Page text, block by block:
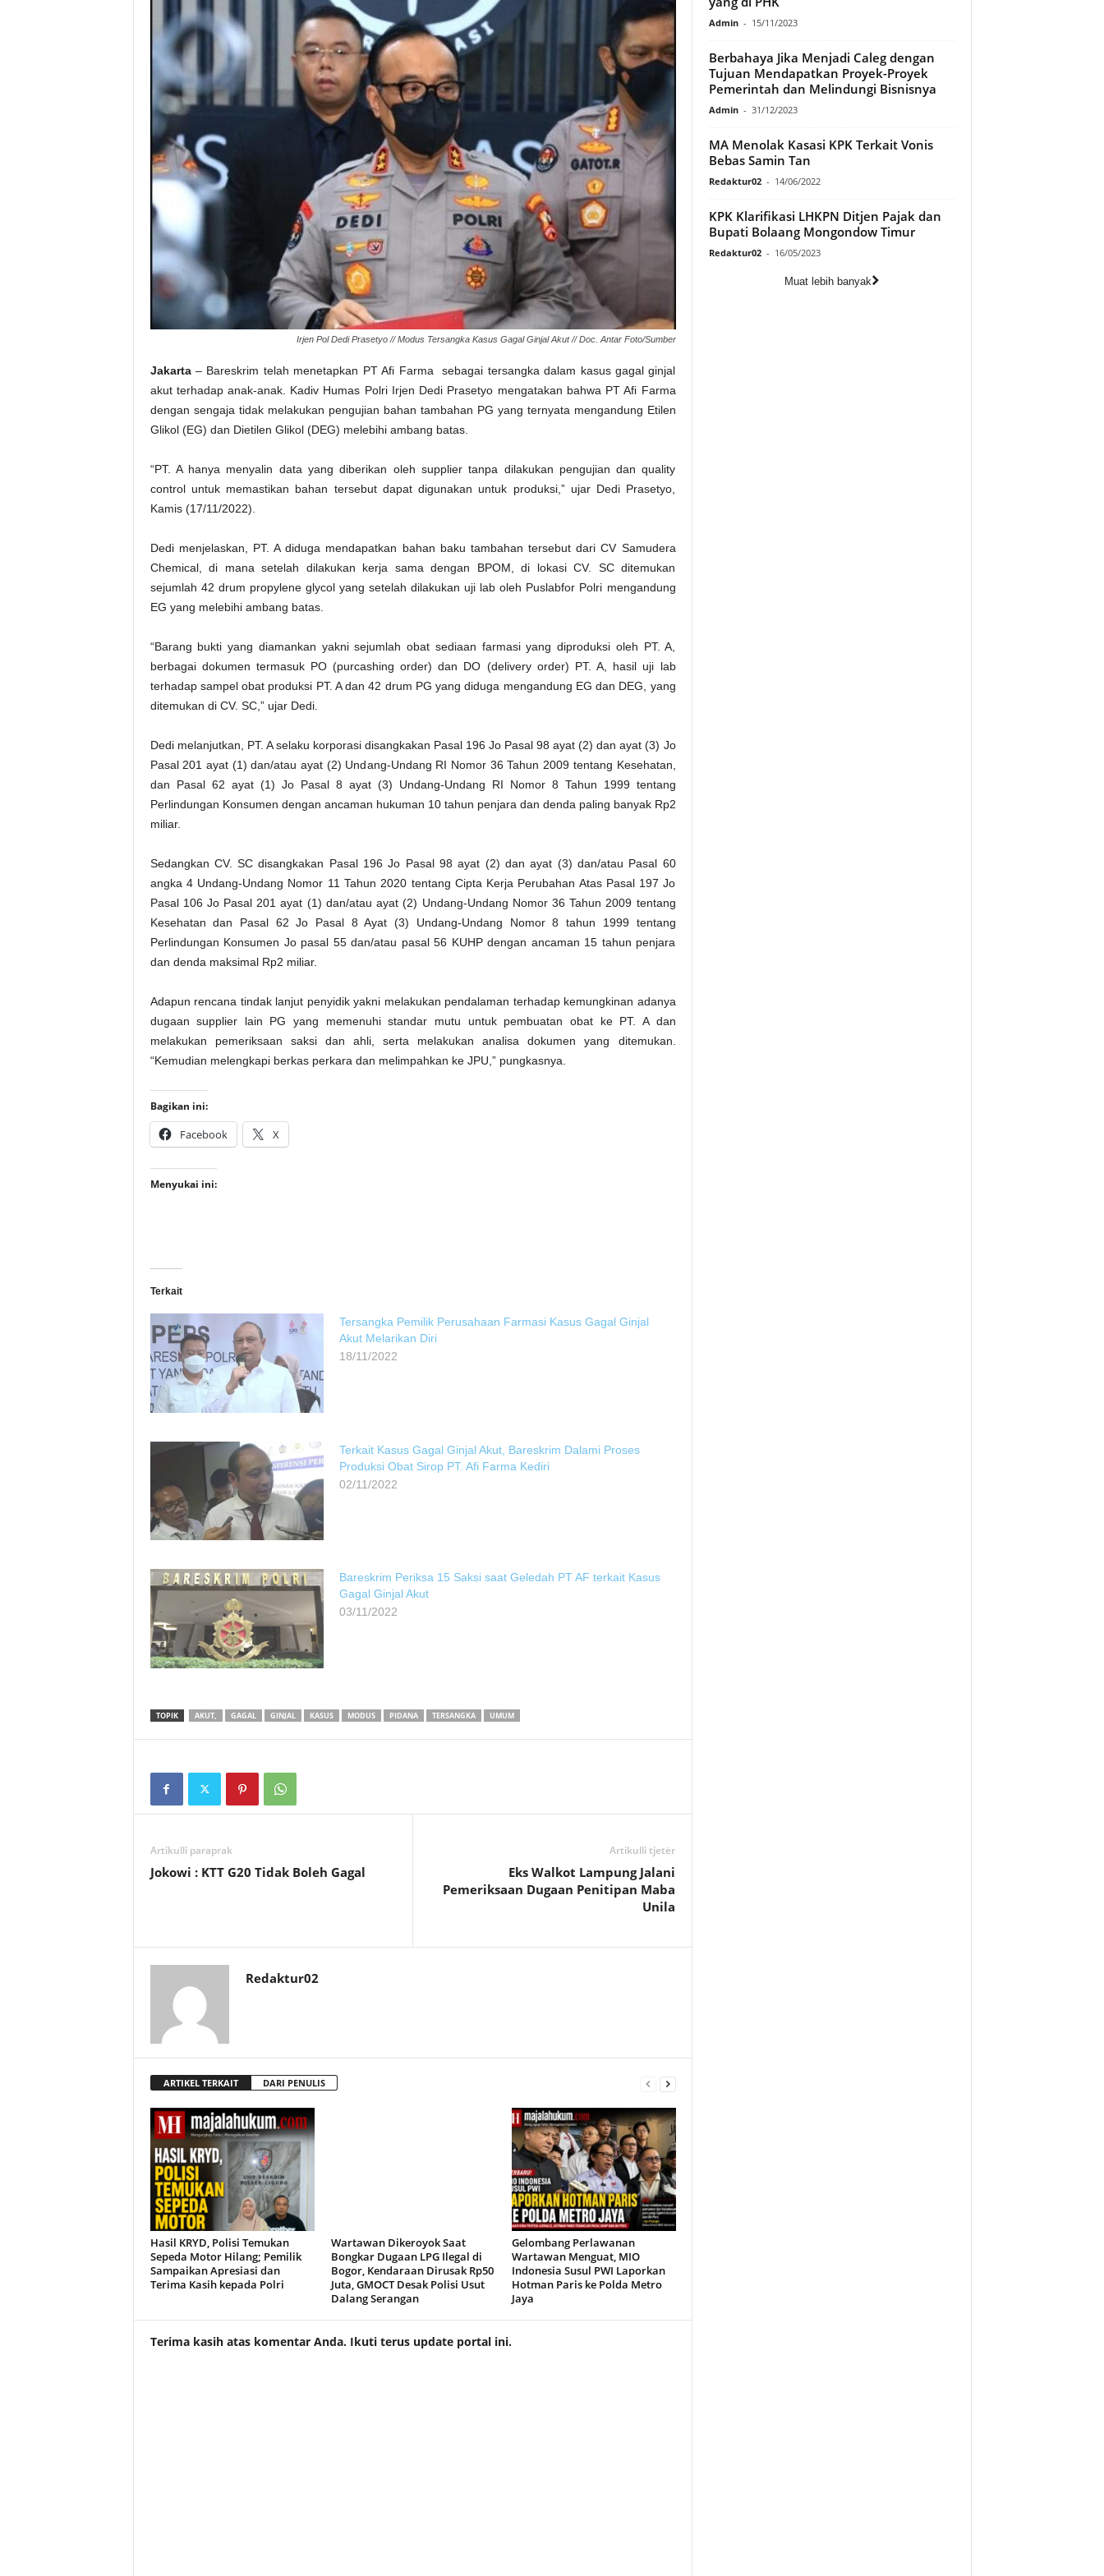
Irjen Pol Dedi Prasetyo // Modus Tersangka Kasus Gagal Ginjal Akut // Doc. Antar Foto/Sumber
Jakarta– Bareskrim telah menetapkan PT Afi Farma sebagai tersangka dalam kasus gagal ginjal
akut terhadap anak-anak. Kadiv Humas Polri Irjen Dedi Prasetyo mengatakan bahwa PT Afi Farma
dengan sengaja tidak melakukan pengujian bahan tambahan PG yang ternyata mengandung Etilen
Glikol (EG) dan Dietilen Glikol (DEG) melebihi ambang batas.
“PT. A hanya menyalin data yang diberikan oleh supplier tanpa dilakukan pengujian dan quality
control untuk memastikan bahan tersebut dapat digunakan untuk produksi,” ujar Dedi Prasetyo,
Kamis (17/11/2022).
Dedi menjelaskan, PT. A diduga mendapatkan bahan baku tambahan tersebut dari CV Samudera
Chemical, di mana setelah dilakukan kerja sama dengan BPOM, di lokasi CV. SC ditemukan
sejumlah 42 drum propylene glycol yang setelah dilakukan uji lab oleh Puslabfor Polri mengandung
EG yang melebihi ambang batas.
“Barang bukti yang diamankan yakni sejumlah obat sediaan farmasi yang diproduksi oleh PT. A,
berbagai dokumen termasuk PO (purcashing order) dan DO (delivery order) PT. A, hasil uji lab
terhadap sampel obat produksi PT. A dan 42 drum PG yang diduga mengandung EG dan DEG, yang
ditemukan di CV. SC,” ujar Dedi.
Dedi melanjutkan, PT. A selaku korporasi disangkakan Pasal 196 Jo Pasal 98 ayat (2) dan ayat (3) Jo
Pasal 201 ayat (1) dan/atau ayat (2) Undang-Undang RI Nomor 36 Tahun 2009 tentang Kesehatan,
dan Pasal 62 ayat (1) Jo Pasal 8 ayat (3) Undang-Undang RI Nomor 8 Tahun 1999 tentang
Perlindungan Konsumen dengan ancaman hukuman 10 tahun penjara dan denda paling banyak Rp2
miliar.
Sedangkan CV. SC disangkakan Pasal 196 Jo Pasal 98 ayat (2) dan ayat (3) dan/atau Pasal 60
angka 4 Undang-Undang Nomor 11 Tahun 2020 tentang Cipta Kerja Perubahan Atas Pasal 197 Jo
Pasal 106 Jo Pasal 201 ayat (1) dan/atau ayat (2) Undang-Undang Nomor 36 Tahun 2009 tentang
Kesehatan dan Pasal 62 Jo Pasal 8 Ayat (3) Undang-Undang Nomor 8 tahun 1999 tentang
Perlindungan Konsumen Jo pasal 55 dan/atau pasal 56 KUHP dengan ancaman 15 tahun penjara
dan denda maksimal Rp2 miliar.
Adapun rencana tindak lanjut penyidik yakni melakukan pendalaman terhadap kemungkinan adanya
dugaan supplier lain PG yang memenuhi standar mutu untuk pembuatan obat ke PT. A dan
melakukan pemeriksaan saksi dan ahli, serta melakukan analisa dokumen yang ditemukan.
“Kemudian melengkapi berkas perkara dan melimpahkan ke JPU,” pungkasnya.
Bagikan ini:
Facebook X
Menyukai ini:
Terkait
Tersangka Pemilik Perusahaan Farmasi Kasus Gagal Ginjal
Akut Melarikan Diri
18/11/2022
Terkait Kasus Gagal Ginjal Akut, Bareskrim Dalami Proses
Produksi Obat Sirop PT. Afi Farma Kediri
02/11/2022
Bareskrim Periksa 15 Saksi saat Geledah PT AF terkait Kasus
Gagal Ginjal Akut
03/11/2022
TOPIK AKUT, GAGAL GINJAL KASUS MODUS PIDANA TERSANGKA UMUM
Artikulli paraprak
Jokowi : KTT G20 Tidak Boleh Gagal
Artikulli tjetër
Eks Walkot Lampung Jalani
Pemeriksaan Dugaan Penitipan Maba
Unila
Redaktur02
ARTIKEL TERKAIT DARI PENULIS
Hasil KRYD, Polisi Temukan
Sepeda Motor Hilang; Pemilik
Sampaikan Apresiasi dan
Terima Kasih kepada Polri
Wartawan Dikeroyok Saat
Bongkar Dugaan LPG Ilegal di
Bogor, Kendaraan Dirusak Rp50
Juta, GMOCT Desak Polisi Usut
Dalang Serangan
Gelombang Perlawanan
Wartawan Menguat, MIO
Indonesia Susul PWI Laporkan
Hotman Paris ke Polda Metro
Jaya
Terima kasih atas komentar Anda. Ikuti terus update portal ini.
Admin - 15/11/2023
Berbahaya Jika Menjadi Caleg dengan
Tujuan Mendapatkan Proyek-Proyek
Pemerintah dan Melindungi Bisnisnya
Admin - 31/12/2023
MA Menolak Kasasi KPK Terkait Vonis
Bebas Samin Tan
Redaktur02 - 14/06/2022
KPK Klarifikasi LHKPN Ditjen Pajak dan
Bupati Bolaang Mongondow Timur
Redaktur02 - 16/05/2023
Muat lebih banyak